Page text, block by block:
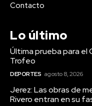
Contacto
Lo último
Última prueba para el
Trofeo
DEPORTES agosto 8, 2026
Jerez: Las obras de
Rivero entran en su